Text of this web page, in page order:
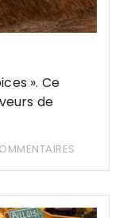
». Ce
de